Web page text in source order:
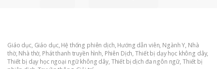
Giáo dục, Giáo dục, Hệ thống phiên dịch, Hướng dẫn viên, Ngành Y, Nhà
thờ, Nhà thờ, Phát thanh truyền hình, Phiên Dịch,Thiết bị dạy học không dây,
Thiết bị dạy học ngoại ngữ không dây, Thiết bị dịch đa ngôn ngữ, Thiết bị